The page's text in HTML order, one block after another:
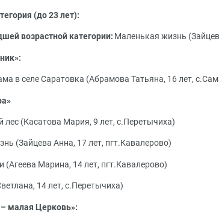
(до 23 лет):
возрастной категории: Маленькая жизнь
в селе Саратовка (Абрамова Татьяна, 16 лет,
(Касатова Мария, 9 лет, с.Перетычиха)
(Зайцева Анна, 17 лет, пгт.Кавалерово)
Марина, 14 лет, пгт.Кавалерово)
14 лет, с.Перетычиха)
малая Церковь»: